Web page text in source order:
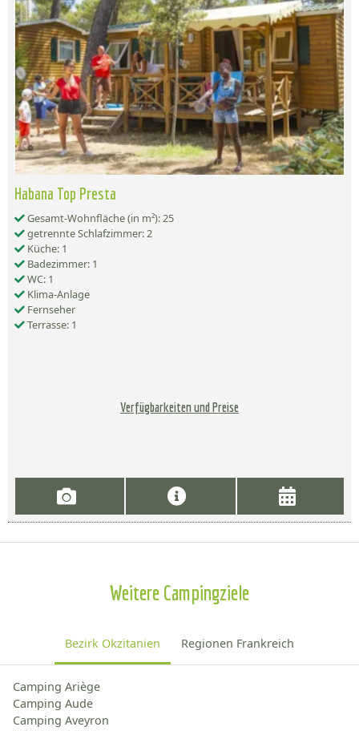
Habana Top Presta
Gesamt-Wohnfläche (in m²): 25
getrennte Schlafzimmer: 2
Küche: 1
Badezimmer: 1
WC: 1
Klima-Anlage
Fernseher
Terrasse: 1
Verfügbarkeiten und Preise
Weitere Campingziele
Bezirk Okzitanien Regionen Frankreich
Camping Ariège
Camping Aude
Camping Aveyron